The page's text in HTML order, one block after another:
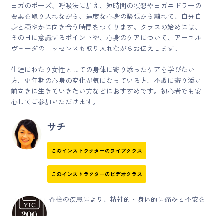
ヨガのポーズ、呼吸法に加え、短時間の瞑想やヨガニドラーの
要素を取り入れながら、過度な心身の緊張から離れて、自分自
身と穏やかに向き合う時間をつくります。クラスの始めには、
その日に意識するポイントや、心身のケアについて、アーユル
ヴェーダのエッセンスも取り入れながらお伝えします。
生涯にわたり女性としての身体に寄り添ったケアを学びたい
方、更年期の心身の変化が気になっている方、不調に寄り添い
前向きに生きていきたい方などにおすすめです。初心者でも安
心してご参加いただけます。
サチ
このインストラクターのライブクラス
このインストラクターのビデオクラス
脊柱の疾患により、精神的・身体的に痛みと不安を